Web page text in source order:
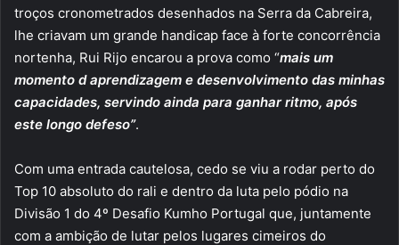
troços cronometrados desenhados na Serra da Cabreira,
lhe criavam um grande handicap face à forte concorrência
nortenha, Rui Rijo encarou a prova como “mais um
momento d aprendizagem e desenvolvimento das minhas
capacidades, servindo ainda para ganhar ritmo, após
este longo defeso”.
Com uma entrada cautelosa, cedo se viu a rodar perto do
Top 10 absoluto do rali e dentro da luta pelo pódio na
Divisão 1 do 4º Desafio Kumho Portugal que, juntamente
com a ambição de lutar pelos lugares cimeiros do